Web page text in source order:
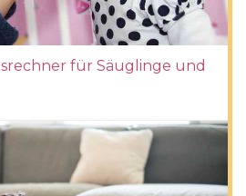
für Säuglinge und